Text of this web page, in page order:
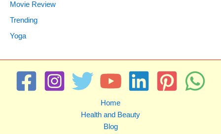
Movie Review
Trending
Yoga
Home
Health and Beauty
Blog